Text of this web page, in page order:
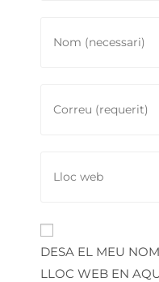
DESA EL MEU
LLOC WEB EN